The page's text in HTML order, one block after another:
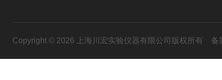
Copyright © 2026 上海川宏实验仪器有限公司版权所有 备